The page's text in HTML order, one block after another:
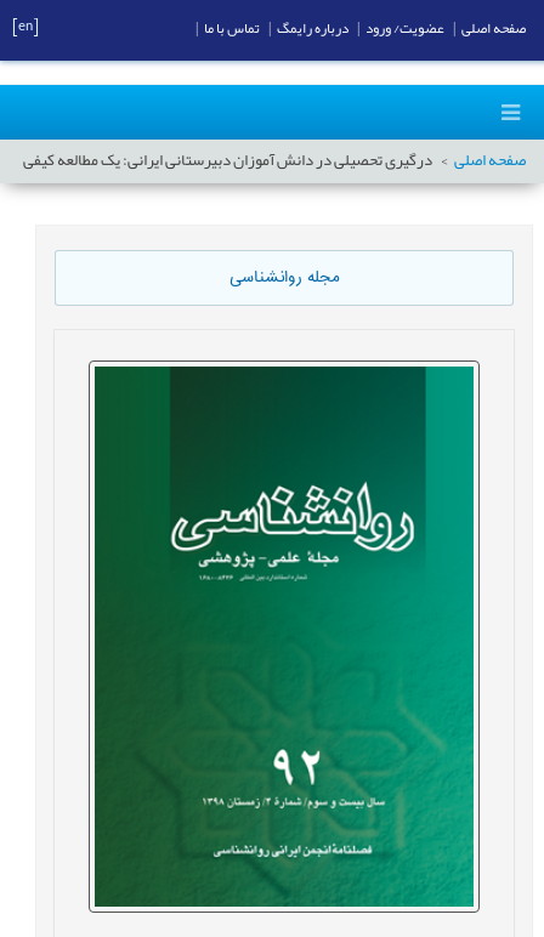
صفحه اصلی درگیری تحصیلی در دانش آموزان دبیرستانی ایرانی: یک مطالعه کیفی
مجله روانشناسی
صفحه اصلی عضویت/ ورود درباره رایمگ تماس با ما